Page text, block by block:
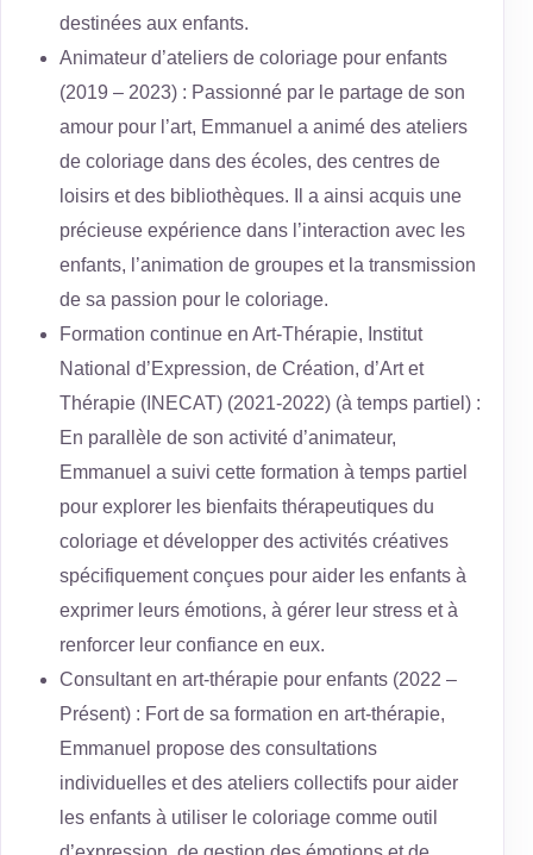
destinées aux enfants.
Animateur d’ateliers de coloriage pour enfants
(2019 – 2023) : Passionné par le partage de son
amour pour l’art, Emmanuel a animé des ateliers
de coloriage dans des écoles, des centres de
loisirs et des bibliothèques. Il a ainsi acquis une
précieuse expérience dans l’interaction avec les
enfants, l’animation de groupes et la transmission
de sa passion pour le coloriage.
Formation continue en Art-Thérapie, Institut
National d’Expression, de Création, d’Art et
Thérapie (INECAT) (2021-2022) (à temps partiel) :
En parallèle de son activité d’animateur,
Emmanuel a suivi cette formation à temps partiel
pour explorer les bienfaits thérapeutiques du
coloriage et développer des activités créatives
spécifiquement conçues pour aider les enfants à
exprimer leurs émotions, à gérer leur stress et à
renforcer leur confiance en eux.
Consultant en art-thérapie pour enfants (2022 –
Présent) : Fort de sa formation en art-thérapie,
Emmanuel propose des consultations
individuelles et des ateliers collectifs pour aider
les enfants à utiliser le coloriage comme outil